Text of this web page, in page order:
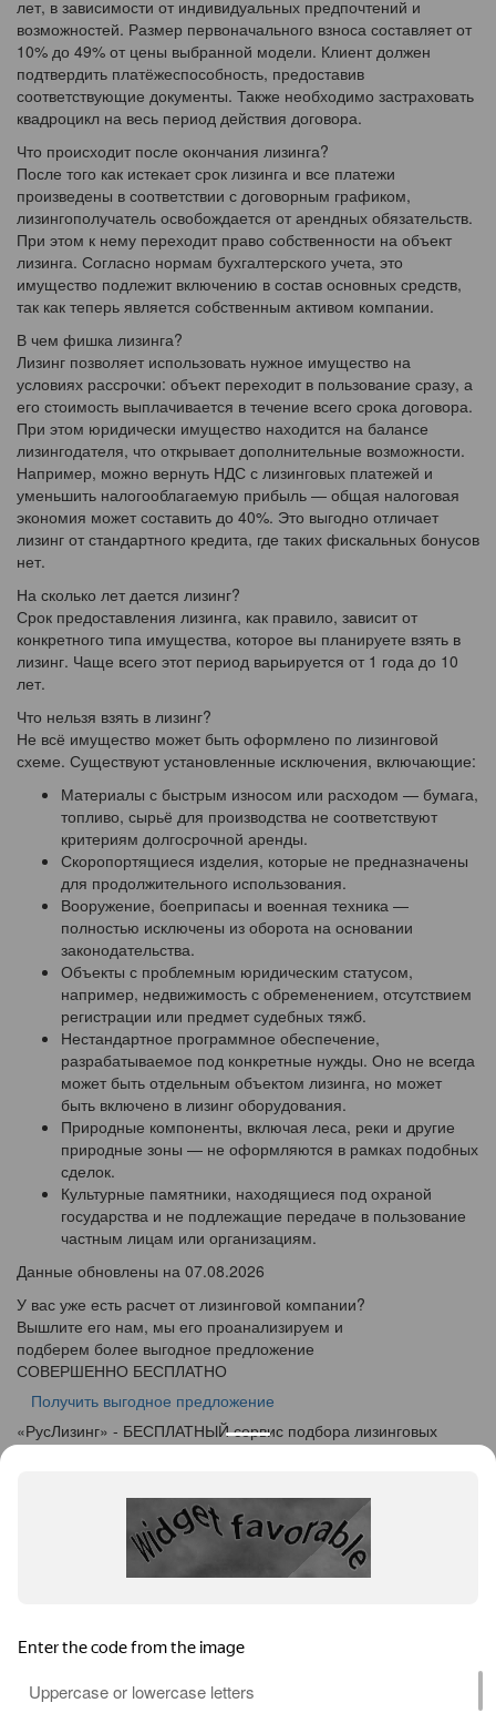
лет, в зависимости от индивидуальных предпочтений и
возможностей. Размер первоначального взноса составляет от
10% до 49% от цены выбранной модели. Клиент должен
подтвердить платёжеспособность, предоставив
соответствующие документы. Также необходимо застраховать
квадроцикл на весь период действия договора.
Что происходит после окончания лизинга?
После того как истекает срок лизинга и все платежи
произведены в соответствии с договорным графиком,
лизингополучатель освобождается от арендных обязательств.
При этом к нему переходит право собственности на объект
лизинга. Согласно нормам бухгалтерского учета, это
имущество подлежит включению в состав основных средств,
так как теперь является собственным активом компании.
В чем фишка лизинга?
Лизинг позволяет использовать нужное имущество на
условиях рассрочки: объект переходит в пользование сразу, а
его стоимость выплачивается в течение всего срока договора.
При этом юридически имущество находится на балансе
лизингодателя, что открывает дополнительные возможности.
Например, можно вернуть НДС с лизинговых платежей и
уменьшить налогооблагаемую прибыль — общая налоговая
экономия может составить до 40%. Это выгодно отличает
лизинг от стандартного кредита, где таких фискальных бонусов
нет.
На сколько лет дается лизинг?
Срок предоставления лизинга, как правило, зависит от
конкретного типа имущества, которое вы планируете взять в
лизинг. Чаще всего этот период варьируется от 1 года до 10
лет.
Что нельзя взять в лизинг?
Не всё имущество может быть оформлено по лизинговой
схеме. Существуют установленные исключения, включающие:
Материалы с быстрым износом или расходом — бумага,
топливо, сырьё для производства не соответствуют
критериям долгосрочной аренды.
Скоропортящиеся изделия, которые не предназначены
для продолжительного использования.
Вооружение, боеприпасы и военная техника —
полностью исключены из оборота на основании
законодательства.
Объекты с проблемным юридическим статусом,
например, недвижимость с обременением, отсутствием
регистрации или предмет судебных тяжб.
Нестандартное программное обеспечение,
разрабатываемое под конкретные нужды. Оно не всегда
может быть отдельным объектом лизинга, но может
быть включено в лизинг оборудования.
Природные компоненты, включая леса, реки и другие
природные зоны — не оформляются в рамках подобных
сделок.
Культурные памятники, находящиеся под охраной
государства и не подлежащие передаче в пользование
частным лицам или организациям.
Данные обновлены на 07.08.2026
У вас уже есть расчет от лизинговой компании?
Вышлите его нам, мы его проанализируем и
подберем более выгодное предложение
СОВЕРШЕННО БЕСПЛАТНО
Получить выгодное предложение
«РусЛизинг» - БЕСПЛАТНЫЙ сервис подбора лизинговых
+7 (495) 103-49-76
450019, Республика Башкортостан, г. Уфа, ул. Рижская, дом
Калькулятор
Кейсы Клиентам
О компании
Контакты